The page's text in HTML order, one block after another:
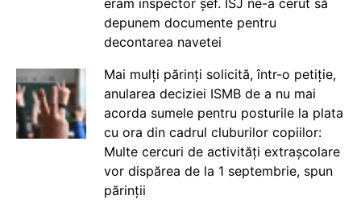
eram inspector șef. ISJ ne-a cerut să
depunem documente pentru
decontarea navetei
Mai mulți părinți solicită, într-o petiție,
anularea deciziei ISMB de a nu mai
acorda sumele pentru posturile la plata
cu ora din cadrul cluburilor copiilor:
Multe cercuri de activități extrașcolare
vor dispărea de la 1 septembrie, spun
părinții